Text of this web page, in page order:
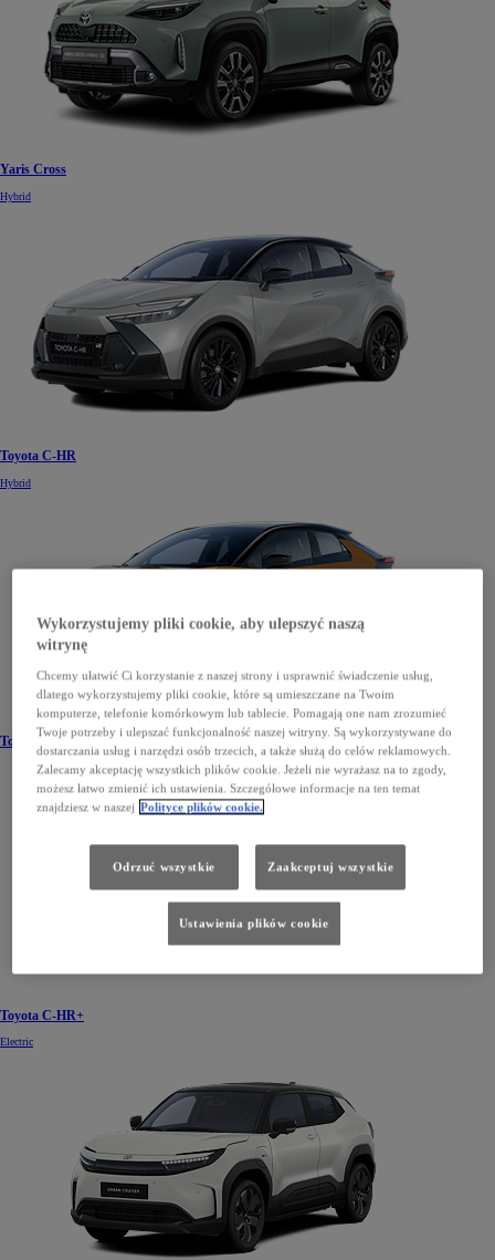
Yaris Cross
Hybrid
Toyota C-HR
Hybrid
Toyota C-HR Plug-in Hybrid
Toyota C-HR+
Electric
Wykorzystujemy pliki cookie, aby ulepszyć naszą
witrynę
Chcemy ułatwić Ci korzystanie z naszej strony i usprawnić świadczenie usług,
dlatego wykorzystujemy pliki cookie, które są umieszczane na Twoim
komputerze, telefonie komórkowym lub tablecie. Pomagają one nam zrozumieć
Twoje potrzeby i ulepszać funkcjonalność naszej witryny. Są wykorzystywane do
dostarczania usług i narzędzi osób trzecich, a także służą do celów reklamowych.
Zalecamy akceptację wszystkich plików cookie. Jeżeli nie wyrażasz na to zgody,
możesz łatwo zmienić ich ustawienia. Szczegółowe informacje na ten temat
znajdziesz w naszej Polityce plików cookie.
Odrzuć wszystkie Zaakceptuj wszystkie
Ustawienia plików cookie